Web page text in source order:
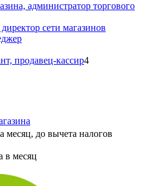
администратор торгового
сети магазинов
продавец-кассир4
месяц, до вычета налогов
в месяц